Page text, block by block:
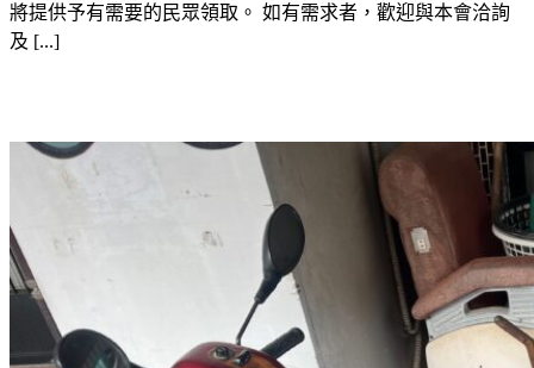
將提供予有需要的民眾領取。 如有需求者，歡迎與本會洽詢
及 [...]